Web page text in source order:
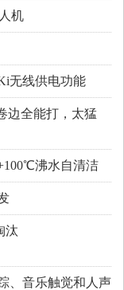
机
无线供电功能
边全能打，太猛
沸水自清洁
汰
、音乐触觉和人声